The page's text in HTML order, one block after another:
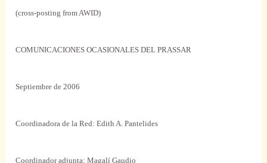
(cross-posting from AWID)
COMUNICACIONES OCASIONALES DEL PRASSAR
Septiembre de 2006
Coordinadora de la Red: Edith A. Pantelides
Coordinador adjunta: Magalí Gaudio